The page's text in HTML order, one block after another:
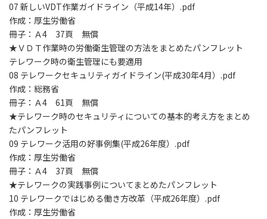
07 新しいVDT作業ガイドライン（平成14年）.pdf
作成：厚生労働省
冊子：Ａ4 37頁 無償
★ＶＤＴ作業時の労働衛生管理の方法をまとめたパンフレット
テレワーク時の衛生管理にも要適用
08 テレワークセキュリティガイドライン(平成30年4月）.pdf
作成：総務省
冊子：Ａ4 61頁 無償
★テレワーク時のセキュリティについての基本的考え方をまとめ
たパンフレット
09 テレワーク活用の好事例集(平成26年度）.pdf
作成：厚生労働省
冊子：Ａ4 37頁 無償
★テレワークの実践事例についてまとめたパンフレット
10 テレワークではじめる働き方改革（平成26年度）.pdf
作成：厚生労働省